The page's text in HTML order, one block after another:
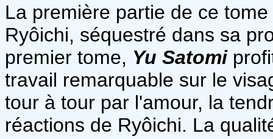
La première partie de ce
Ryôichi, séquestré dans sa
premier tome, Yu Satomi
travail remarquable sur le
tour à tour par l'amour, la
réactions de Ryôichi. La